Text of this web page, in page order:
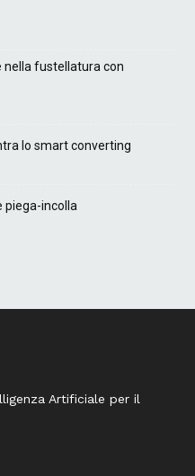
nella fustellatura con
lo smart converting
piega-incolla
Artificiale per il